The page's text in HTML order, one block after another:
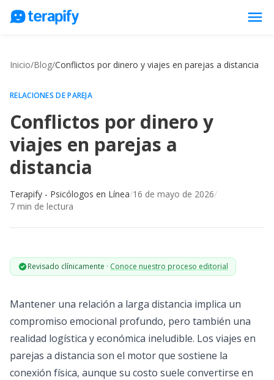
menu
Opiniones
Empresas
Preguntas frecuentes
Blog
Inicio/Blog/Conflictos por dinero y viajes en parejas a distancia
RELACIONES DE PAREJA
Conflictos por dinero y
viajes en parejas a
distancia
Terapify - Psicólogos en Línea/16 de mayo de 2026/
7 min de lectura
Revisado clínicamente · Conoce nuestro proceso editorial
Mantener una relación a larga distancia implica un
compromiso emocional profundo, pero también una
realidad logística y económica ineludible. Los viajes en
parejas a distancia son el motor que sostiene la
conexión física, aunque su costo suele convertirse en